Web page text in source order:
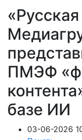
«Русская
ПМЭФ
базе ИИ
03-06-2026